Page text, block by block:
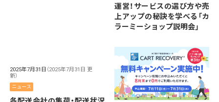
運営！サービスの選び方や売
上アップの秘訣を学べる「カ
ラーミーショップ説明会」